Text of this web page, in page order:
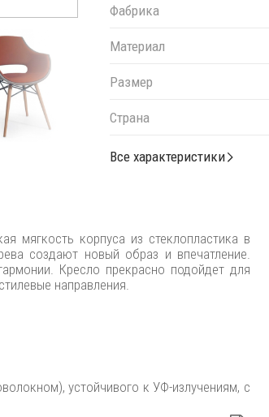
Фабрика
Материал
Размер
Страна
Все характеристики
мягкость корпуса из стеклопластика в
создают новый образ и впечатление.
Кресло прекрасно подойдет для
направления.
устойчивого к УФ-излучениям, с